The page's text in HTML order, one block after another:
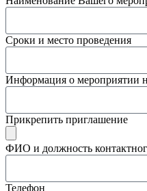
Сроки и место проведения
Информация о мероприятии
Прикрепить приглашение
ФИО и должность
Телефон